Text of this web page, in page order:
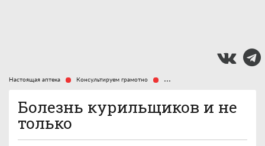
Настоящая аптека Консультируем грамотно Болезнь курильщиков и не
Болезнь курильщиков и не
только